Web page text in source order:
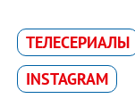
ТЕЛЕСЕРИАЛЫ
INSTAGRAM